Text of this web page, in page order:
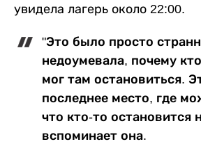
увидела лагерь около 22:00.
"Это было просто
недоумевала, почему
мог там остановиться.
последнее место, где
что кто-то остановится
вспоминает она.